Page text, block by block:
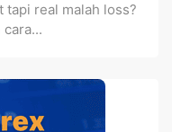
tapi real malah loss?